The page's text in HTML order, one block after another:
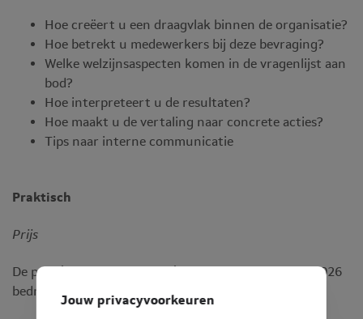
Hoe creëert u een draagvlak binnen de organisatie?
Hoe betrekt u medewerkers bij deze bevraging?
Welke welzijnsaspecten komen in de vragenlijst aan
bod?
Hoe interpreteert u de resultaten?
Hoe maakt u de vertaling naar concrete acties?
Tips naar interne communicatie
Praktisch
Prijs
De prijs (vrijgesteld van btw) voor deze opleiding in 2026
bedraagt nu:
Jouw privacyvoorkeuren